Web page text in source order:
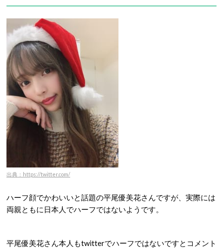
出典：https://twitter.com/
ハーフ顔でかわいいと話題の平尾優美花さんですが、実際には
両親ともに日本人でハーフではないようです。
平尾優美花さん本人もtwitterでハーフではないですとコメント